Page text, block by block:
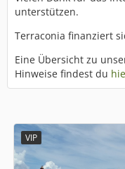
unterstützen.
Terraconia finanziert
Eine Übersicht zu
Hinweise findest du
VIP